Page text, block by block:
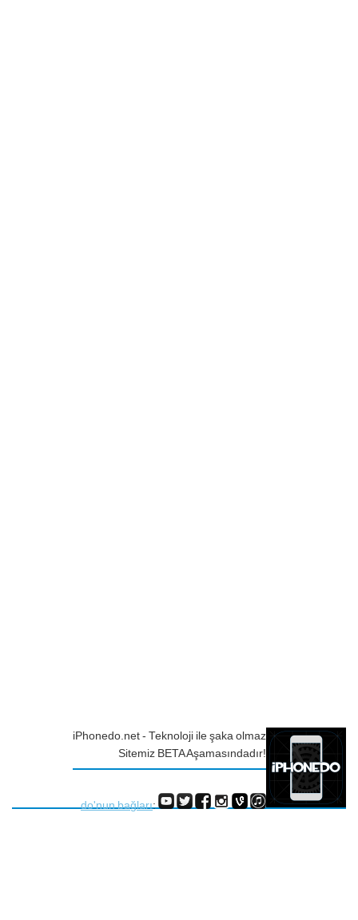
iPhonedo.net - Teknoloji ile şaka olmaz
Sitemiz BETA Aşamasındadır!
do'nun bağları: